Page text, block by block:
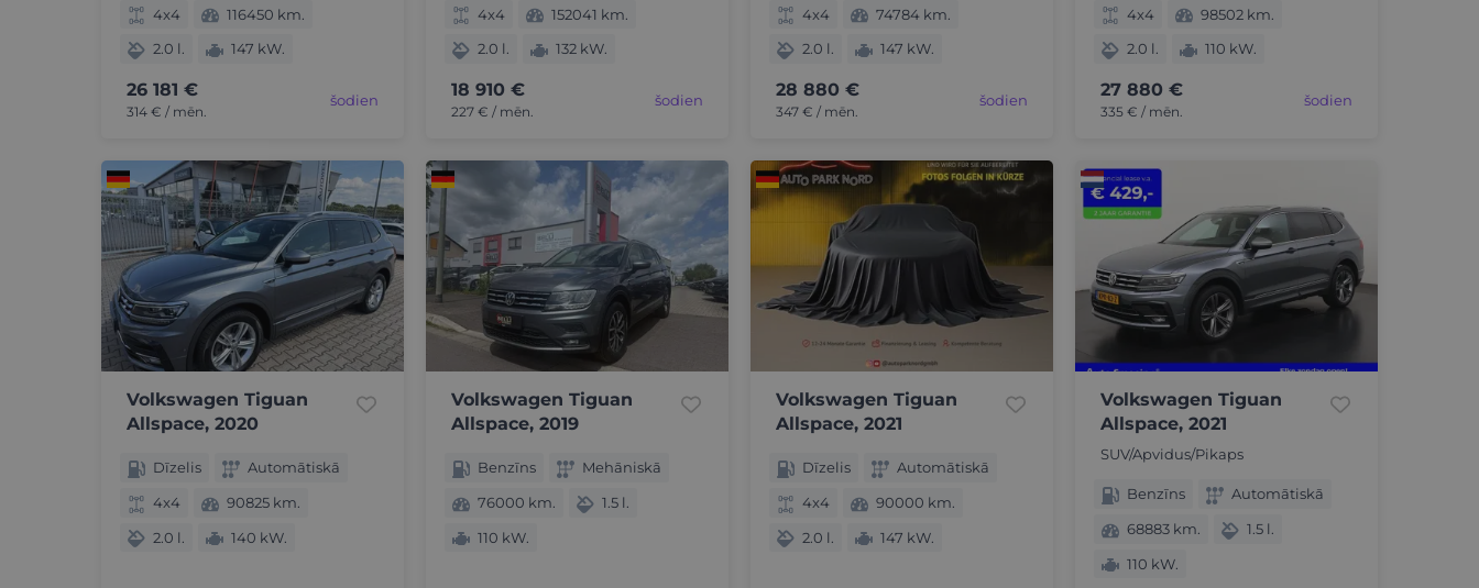
4x4
116450 km.
2.0 l.
147 kW.
26 181 €
314 € / mēn.
šodien
4x4
152041 km.
2.0 l.
132 kW.
18 910 €
227 € / mēn.
šodien
4x4
74784 km.
2.0 l.
147 kW.
28 880 €
347 € / mēn.
šodien
4x4
98502 km.
2.0 l.
110 kW.
27 880 €
335 € / mēn.
šodien
Volkswagen Tiguan
Allspace, 2020
Dīzelis
Automātiskā
4x4
90825 km.
2.0 l.
140 kW.
Volkswagen Tiguan
Allspace, 2019
Benzīns
Mehāniskā
76000 km.
1.5 l.
110 kW.
Volkswagen Tiguan
Allspace, 2021
Dīzelis
Automātiskā
4x4
90000 km.
2.0 l.
147 kW.
Volkswagen Tiguan
Allspace, 2021
SUV/Apvidus/Pikaps
Benzīns
Automātiskā
68883 km.
1.5 l.
110 kW.